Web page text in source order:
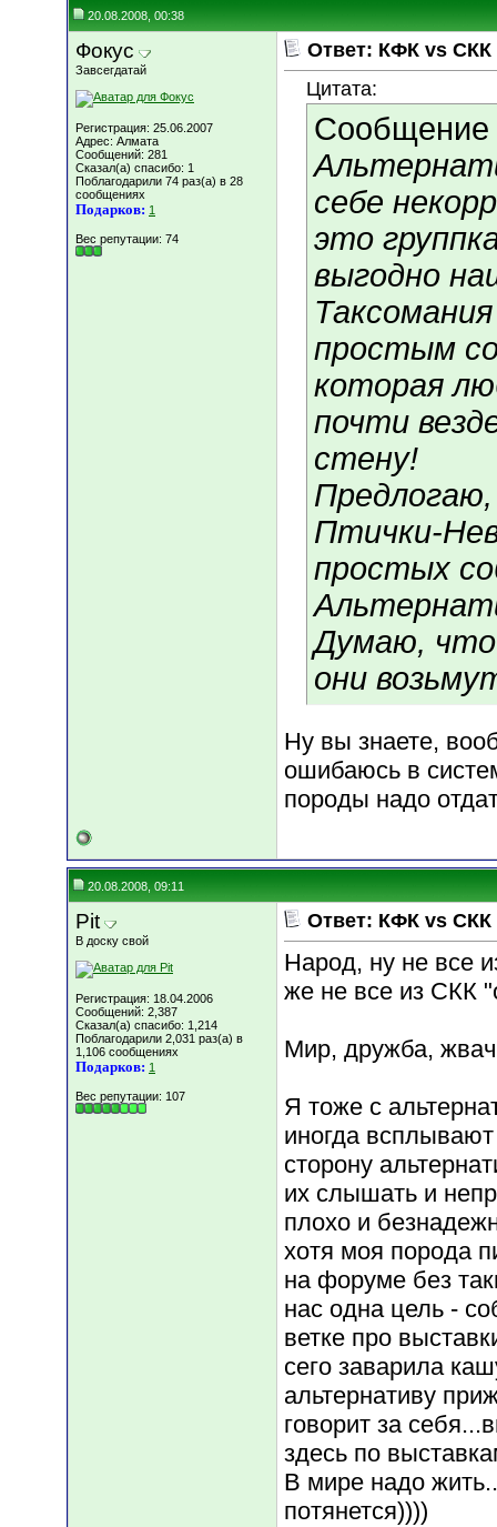
20.08.2008, 00:38
Фокус
Завсегдатай
Регистрация: 25.06.2007
Адрес: Алмата
Сообщений: 281
Сказал(а) спасибо: 1
Поблагодарили 74 раз(а) в 28
сообщениях
Подарков: 1
Вес репутации: 74
Ответ: КФК vs СКК
Цитата:
Сообщение
себе
это
выгодно
простым
которая
почти
стену!
Птички-
простых
Думаю,
они
Ну вы знаете,
ошибаюсь в
породы надо
20.08.2008, 09:11
Pit
В доску свой
Регистрация: 18.04.2006
Сообщений: 2,387
Сказал(а) спасибо: 1,214
Поблагодарили 2,031 раз(а) в
1,106 сообщениях
Подарков: 1
Вес репутации: 107
Ответ: КФК vs СКК
Народ, ну не все
же не все из СКК
Мир, дружба,
Я тоже с
иногда
сторону
их слышать и
плохо и
хотя моя порода
на форуме без
нас одна цель -
ветке про
сего заварила
альтернативу
говорит за
здесь по
В мире надо
потянется))))